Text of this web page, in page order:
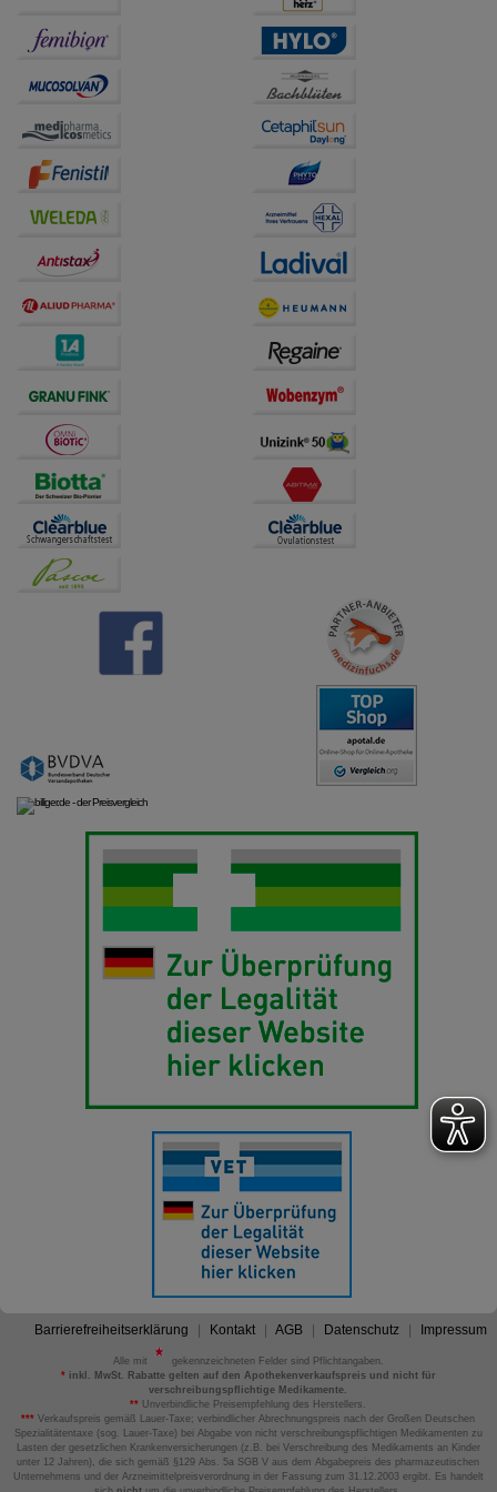
Informationen über die Art und Weise der Nutzung
unserer Website sammeln, mit deren Hilfe wir unsere
Website weiter für Sie optimieren können, den Inhalt
auf unserer Website aber auch die Werbung auf
Drittseiten möglichst relevant für Sie zu gestalten.
Bitte beachten Sie, dass Daten hierfür teilweise an
Dritte wie z.B. Google oder soziale Medien
Barrierefreiheitserklärung Kontakt AGB Datenschutz Impressum
Alle mit
gekennzeichneten Felder sind Pflichtangaben.
*inkl. MwSt. Rabatte gelten auf den Apothekenverkaufspreis und nicht für
verschreibungspflichtige Medikamente.
** Unverbindliche Preisempfehlung des Herstellers.
*** Verkaufspreis gemäß Lauer-Taxe; verbindlicher Abrechnungspreis nach der Großen Deutschen
Spezialitätentaxe (sog. Lauer-Taxe) bei Abgabe von nicht verschreibungspflichtigen Medikamenten zu
Lasten der gesetzlichen Krankenversicherungen (z.B. bei Verschreibung des Medikaments an Kinder
unter 12 Jahren), die sich gemäß §129 Abs. 5a SGB V aus dem Abgabepreis des pharmazeutischen
Unternehmens und der Arzneimittelpreisverordnung in der Fassung zum 31.12.2003 ergibt. Es handelt